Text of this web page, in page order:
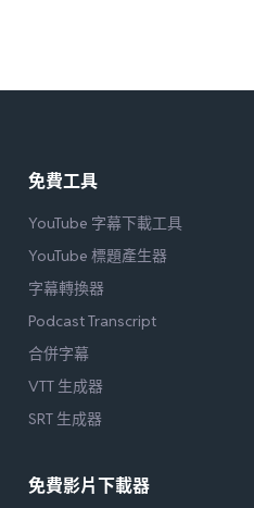
免費工具
YouTube 字幕下載工具
YouTube 標題產生器
字幕轉換器
Podcast Transcript
合併字幕
VTT 生成器
SRT 生成器
免費影片下載器